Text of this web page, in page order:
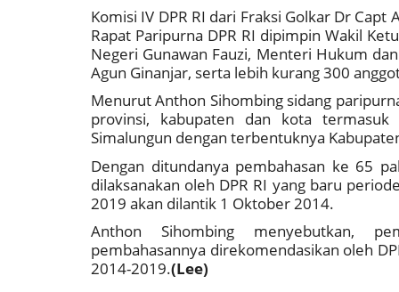
Komisi IV DPR RI dari Fraksi Golkar Dr
Rapat Paripurna DPR RI dipimpin Wakil
Negeri Gunawan Fauzi, Menteri Hukum
Agun Ginanjar, serta lebih kurang 300
Menurut Anthon Sihombing sidang
provinsi, kabupaten dan kota termasuk
Simalungun dengan terbentuknya
Dengan ditundanya pembahasan ke 65
dilaksanakan oleh DPR RI yang baru
2019 akan dilantik 1 Oktober 2014.
Anthon Sihombing menyebutkan,
pembahasannya direkomendasikan oleh
2014-2019.(Lee)